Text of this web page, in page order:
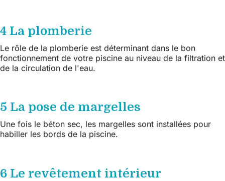
4 La plomberie
Le rôle de la plomberie est déterminant dans le bon
fonctionnement de votre piscine au niveau de la filtration et
de la circulation de l'eau.
5 La pose de margelles
Une fois le béton sec, les margelles sont installées pour
habiller les bords de la piscine.
6 Le revêtement intérieur